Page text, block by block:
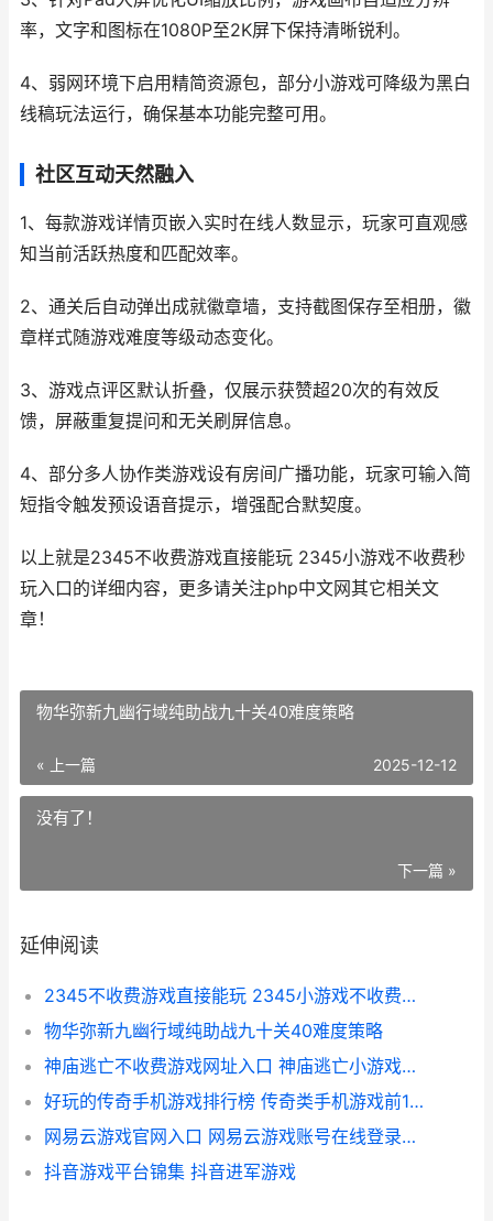
率，文字和图标在1080P至2K屏下保持清晰锐利。
4、弱网环境下启用精简资源包，部分小游戏可降级为黑白
线稿玩法运行，确保基本功能完整可用。
社区互动天然融入
1、每款游戏详情页嵌入实时在线人数显示，玩家可直观感
知当前活跃热度和匹配效率。
2、通关后自动弹出成就徽章墙，支持截图保存至相册，徽
章样式随游戏难度等级动态变化。
3、游戏点评区默认折叠，仅展示获赞超20次的有效反
馈，屏蔽重复提问和无关刷屏信息。
4、部分多人协作类游戏设有房间广播功能，玩家可输入简
短指令触发预设语音提示，增强配合默契度。
以上就是2345不收费游戏直接能玩 2345小游戏不收费秒
玩入口的详细内容，更多请关注php中文网其它相关文
章！
物华弥新九幽行域纯助战九十关40难度策略
« 上一篇 2025-12-12
没有了！
下一篇 »
延伸阅读
2345不收费游戏直接能玩 2345小游戏不收费秒玩入口 2345游戏网
物华弥新九幽行域纯助战九十关40难度策略
神庙逃亡不收费游戏网址入口 神庙逃亡小游戏不收费入口点开即玩 神庙逃亡app
好玩的传奇手机游戏排行榜 传奇类手机游戏前10名榜单2026盘点 手机类传奇游戏
网易云游戏官网入口 网易云游戏账号在线登录官网 网易云游戏官网版
抖音游戏平台锦集 抖音进军游戏